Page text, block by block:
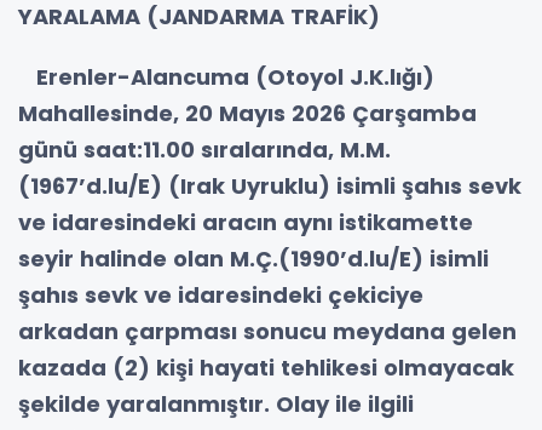
YARALAMA (JANDARMA TRAFİK)
Erenler-Alancuma (Otoyol J.K.lığı)
Mahallesinde, 20 Mayıs 2026 Çarşamba
günü saat:11.00 sıralarında, M.M.
(1967’d.lu/E) (Irak Uyruklu) isimli şahıs sevk
ve idaresindeki aracın aynı istikamette
seyir halinde olan M.Ç.(1990’d.lu/E) isimli
şahıs sevk ve idaresindeki çekiciye
arkadan çarpması sonucu meydana gelen
kazada (2) kişi hayati tehlikesi olmayacak
şekilde yaralanmıştır. Olay ile ilgili